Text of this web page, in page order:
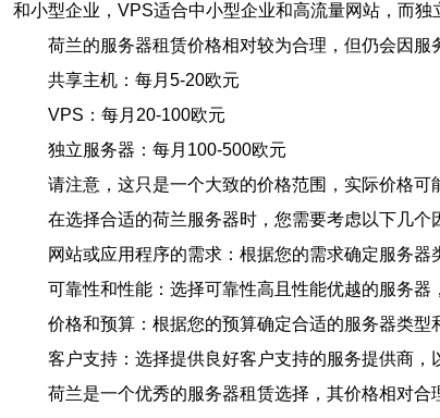
和小型企业，VPS适合中小型企业和高流量网站，而独
荷兰的服务器租赁价格相对较为合理，但仍会因
共享主机：每月5-20欧元
VPS：每月20-100欧元
独立服务器：每月100-500欧元
请注意，这只是一个大致的价格范围，实际价格可
在选择合适的荷兰服务器时，您需要考虑以下几个
网站或应用程序的需求：根据您的需求确定服务器
可靠性和性能：选择可靠性高且性能优越的服务器
价格和预算：根据您的预算确定合适的服务器类型
客户支持：选择提供良好客户支持的服务提供商，
荷兰是一个优秀的服务器租赁选择，其价格相对